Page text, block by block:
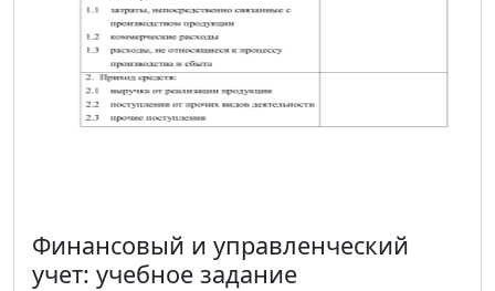
Финансовый и управленческий
учет: учебное задание